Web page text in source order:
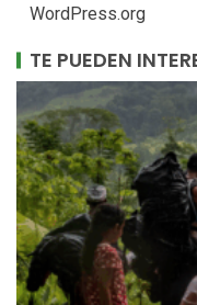
WordPress.org
TE PUEDEN